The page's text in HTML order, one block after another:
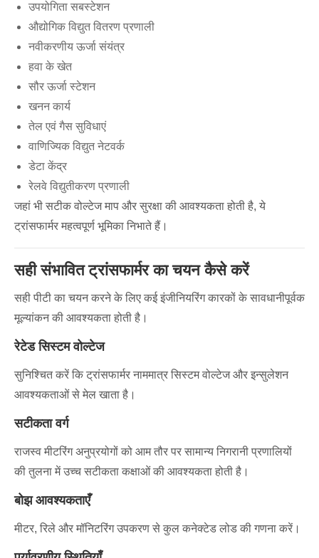
उपयोगिता सबस्टेशन
औद्योगिक विद्युत वितरण प्रणाली
नवीकरणीय ऊर्जा संयंत्र
हवा के खेत
सौर ऊर्जा स्टेशन
खनन कार्य
तेल एवं गैस सुविधाएं
वाणिज्यिक विद्युत नेटवर्क
डेटा केंद्र
रेलवे विद्युतीकरण प्रणाली
जहां भी सटीक वोल्टेज माप और सुरक्षा की आवश्यकता होती है, ये
ट्रांसफार्मर महत्वपूर्ण भूमिका निभाते हैं।
सही संभावित ट्रांसफार्मर का चयन कैसे करें
सही पीटी का चयन करने के लिए कई इंजीनियरिंग कारकों के सावधानीपूर्वक
मूल्यांकन की आवश्यकता होती है।
रेटेड सिस्टम वोल्टेज
सुनिश्चित करें कि ट्रांसफार्मर नाममात्र सिस्टम वोल्टेज और इन्सुलेशन
आवश्यकताओं से मेल खाता है।
सटीकता वर्ग
राजस्व मीटरिंग अनुप्रयोगों को आम तौर पर सामान्य निगरानी प्रणालियों
की तुलना में उच्च सटीकता कक्षाओं की आवश्यकता होती है।
बोझ आवश्यकताएँ
मीटर, रिले और मॉनिटरिंग उपकरण से कुल कनेक्टेड लोड की गणना करें।